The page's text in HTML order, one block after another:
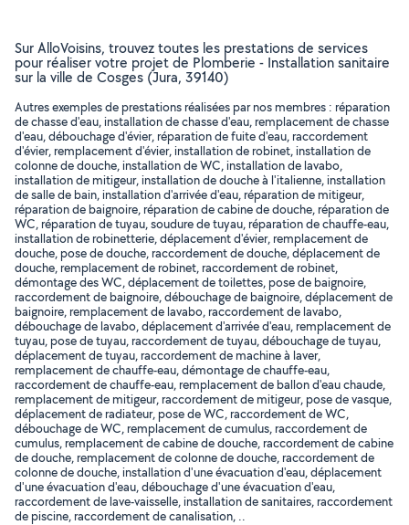
Sur AlloVoisins, trouvez toutes les prestations de services
pour réaliser votre projet de Plomberie - Installation sanitaire
sur la ville de Cosges (Jura, 39140)
Autres exemples de prestations réalisées par nos membres : réparation
de chasse d'eau, installation de chasse d'eau, remplacement de chasse
d'eau, débouchage d'évier, réparation de fuite d'eau, raccordement
d'évier, remplacement d'évier, installation de robinet, installation de
colonne de douche, installation de WC, installation de lavabo,
installation de mitigeur, installation de douche à l'italienne, installation
de salle de bain, installation d'arrivée d'eau, réparation de mitigeur,
réparation de baignoire, réparation de cabine de douche, réparation de
WC, réparation de tuyau, soudure de tuyau, réparation de chauffe-eau,
installation de robinetterie, déplacement d'évier, remplacement de
douche, pose de douche, raccordement de douche, déplacement de
douche, remplacement de robinet, raccordement de robinet,
démontage des WC, déplacement de toilettes, pose de baignoire,
raccordement de baignoire, débouchage de baignoire, déplacement de
baignoire, remplacement de lavabo, raccordement de lavabo,
débouchage de lavabo, déplacement d'arrivée d'eau, remplacement de
tuyau, pose de tuyau, raccordement de tuyau, débouchage de tuyau,
déplacement de tuyau, raccordement de machine à laver,
remplacement de chauffe-eau, démontage de chauffe-eau,
raccordement de chauffe-eau, remplacement de ballon d'eau chaude,
remplacement de mitigeur, raccordement de mitigeur, pose de vasque,
déplacement de radiateur, pose de WC, raccordement de WC,
débouchage de WC, remplacement de cumulus, raccordement de
cumulus, remplacement de cabine de douche, raccordement de cabine
de douche, remplacement de colonne de douche, raccordement de
colonne de douche, installation d'une évacuation d'eau, déplacement
d'une évacuation d'eau, débouchage d'une évacuation d'eau,
raccordement de lave-vaisselle, installation de sanitaires, raccordement
de piscine, raccordement de canalisation, ..